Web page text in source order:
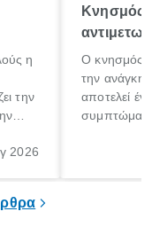
η
την
2026
Κνησμός:
Ο κνησμός
την ανάγκη
αποτελεί